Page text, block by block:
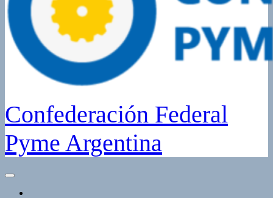
Confederación Federal
Pyme Argentina